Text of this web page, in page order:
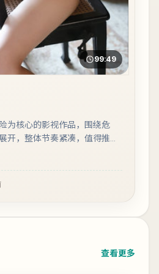
99:49
为核心的影视作品，围绕危
开，整体节奏紧凑，值得推荐
查看更多